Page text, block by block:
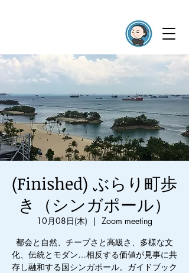
(Finished) ぶらり町歩
き（シンガポール）
10月08日(木)
  |
Zoom meeting
都会と自然、チープさと高級さ、多様な文
化、伝統とモダン…相反する価値が見事に共
存し融和する国シンガポール。ガイドブック